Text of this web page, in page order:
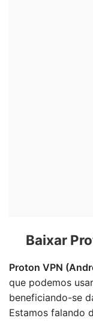
Baixar
Proton VPN
que podemos
beneficiando-se
Estamos falando